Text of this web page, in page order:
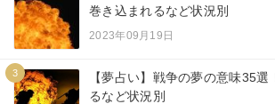
巻き込まれるなど状況別
2023年09月19日
3
【夢占い】戦争の夢の意味35
るなど状況別